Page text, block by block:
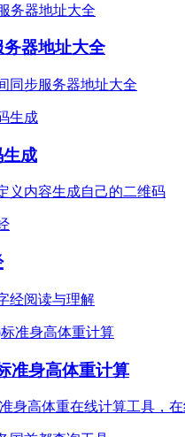
务器地址大全
同步服务器地址大全
成
义内容生成自己的二维码
经阅读与理解
准身高体重计算
身高体重在线计算工具，